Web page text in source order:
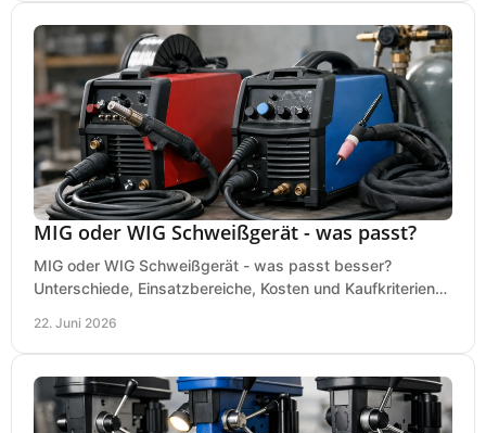
MIG oder WIG Schweißgerät - was passt?
MIG oder WIG Schweißgerät - was passt besser?
Unterschiede, Einsatzbereiche, Kosten und Kaufkriterien
22. Juni 2026